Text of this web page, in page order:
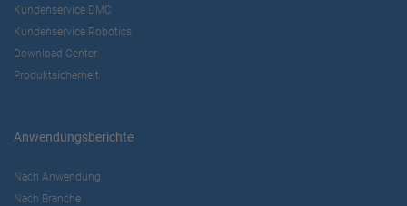
Kundenservice DMC
Kundenservice Robotics
Download Center
Produktsicherheit
Anwendungsberichte
Nach Anwendung
Nach Branche